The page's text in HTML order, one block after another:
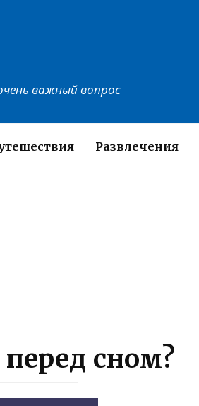
важный вопрос
Развлечения
сном?